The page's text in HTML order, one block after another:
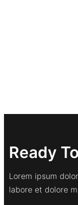
Ready
Lorem ipsum
labore et dolore